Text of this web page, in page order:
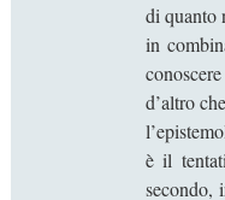
di quanto
in
d’altro
è il
secondo,